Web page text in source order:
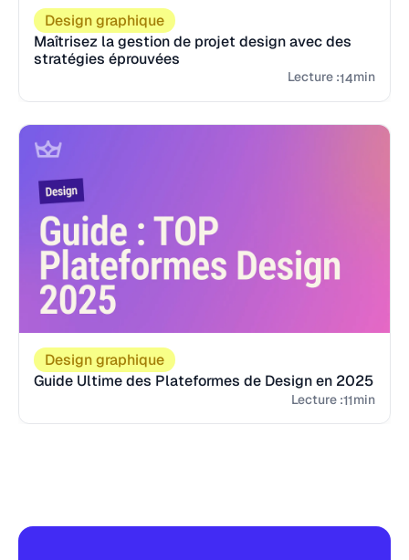
Design graphique
Maîtrisez la gestion de projet design avec des
stratégies éprouvées
Lecture :14min
Design graphique
Guide Ultime des Plateformes de Design en 2025
Lecture :11min